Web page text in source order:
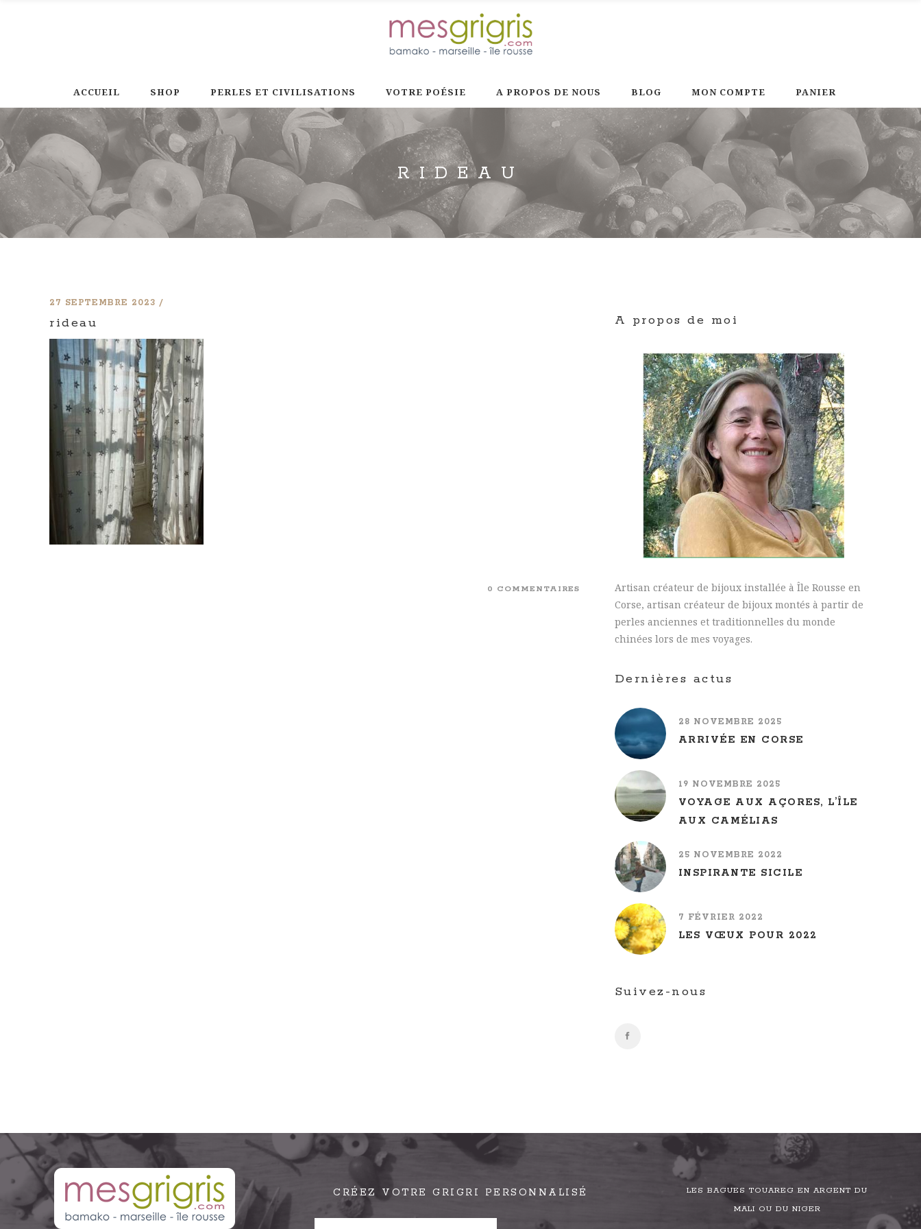
ACCUEIL SHOP PERLES ET CIVILISATIONS VOTRE POÉSIE A PROPOS DE NOUS BLOG MON COMPTE PANIER
RIDEAU
27 SEPTEMBRE 2023
rideau
0 COMMENTAIRES
A propos de moi
Artisan créateur de bijoux installée à Île Rousse en
Corse, artisan créateur de bijoux montés à partir de
perles anciennes et traditionnelles du monde
chinées lors de mes voyages.
Dernières actus
28 NOVEMBRE 2025
ARRIVÉE EN CORSE
19 NOVEMBRE 2025
VOYAGE AUX AÇORES, L’ÎLE
AUX CAMÉLIAS
25 NOVEMBRE 2022
INSPIRANTE SICILE
7 FÉVRIER 2022
LES VŒUX POUR 2022
Suivez-nous
CRÉEZ VOTRE GRIGRI PERSONNALISÉ
LES BAGUES TOUAREG EN ARGENT DU
MALI OU DU NIGER